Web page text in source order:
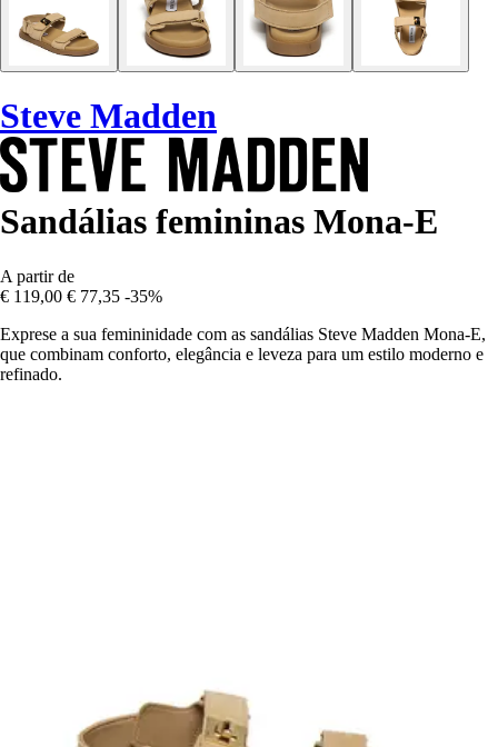
Steve Madden
Sandálias femininas Mona-E
A partir de
€ 119,00 € 77,35 -35%
Exprese a sua femininidade com as sandálias Steve Madden Mona-E,
que combinam conforto, elegância e leveza para um estilo moderno e
refinado.